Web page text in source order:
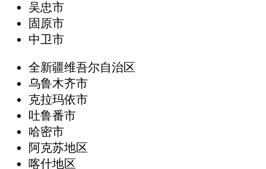
吴忠市
固原市
中卫市
全新疆维吾尔自治区
乌鲁木齐市
克拉玛依市
吐鲁番市
哈密市
阿克苏地区
喀什地区